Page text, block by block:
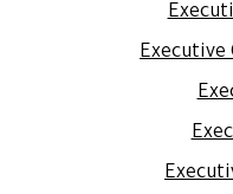
Executive